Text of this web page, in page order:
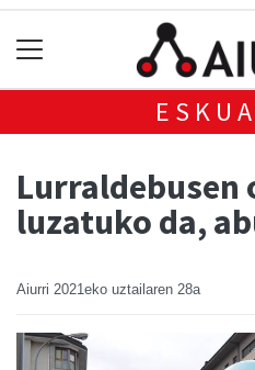
Lurraldebusen
luzatuko da,
Aiurri 2021eko uztailaren 28a